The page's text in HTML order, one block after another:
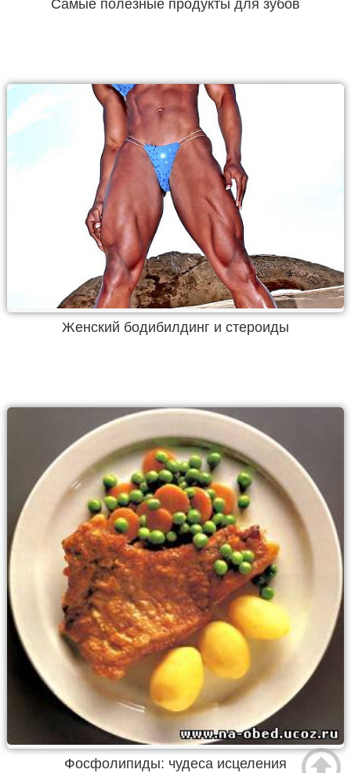
Самые полезные продукты для зубов
Женский бодибилдинг и стероиды
Фосфолипиды: чудеса исцеления